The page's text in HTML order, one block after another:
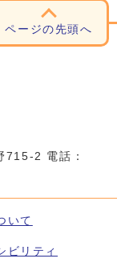
ページの先頭へ
715-2 電話：
いて
ビリティ